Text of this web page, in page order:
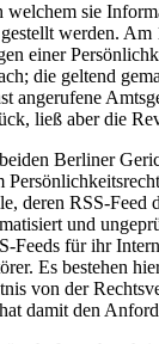
sie
werden.
einer
die geltend
angerufene
ließ aber die
Berliner
deren RSS-
und
Feeds für ihr
Es bestehen
von der
damit den